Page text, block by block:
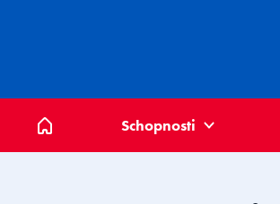
Schopnosti